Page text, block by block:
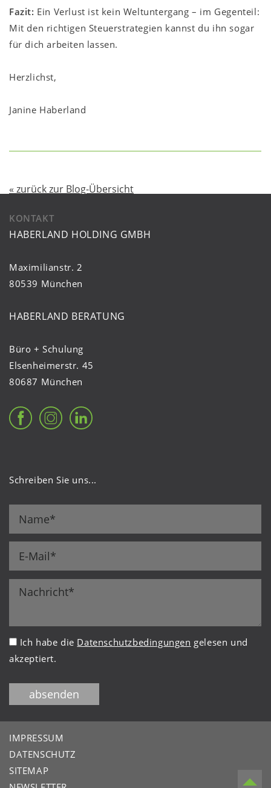
Fazit: Ein Verlust ist kein Weltuntergang – im Gegenteil:
Mit den richtigen Steuerstrategien kannst du ihn sogar
für dich arbeiten lassen.
Herzlichst,
Janine Haberland
« zurück zur Blog-Übersicht
KONTAKT
HABERLAND HOLDING GMBH
Maximilianstr. 2
80539 München
HABERLAND BERATUNG
Büro + Schulung
Elsenheimerstr. 45
80687 München
Schreiben Sie uns...
Ich habe die Datenschutzbedingungen gelesen und
akzeptiert.
absenden
IMPRESSUM
DATENSCHUTZ
SITEMAP